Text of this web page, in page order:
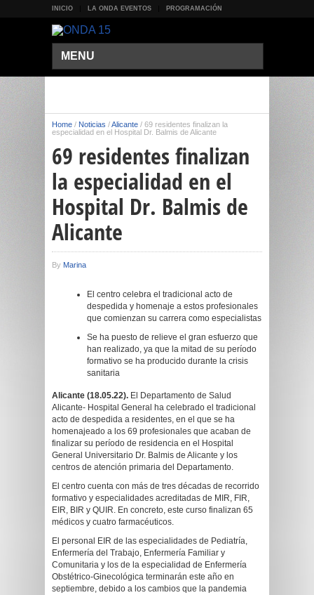
INICIO LA ONDA EVENTOS PROGRAMACIÓN
MENU
Home / Noticias /Alicante / 69 residentes finalizan la
especialidad en el Hospital Dr. Balmis de Alicante
69 residentes finalizan
la especialidad en el
Hospital Dr. Balmis de
Alicante
By Marina
El centro celebra el tradicional acto de
despedida y homenaje a estos profesionales
que comienzan su carrera como especialistas
Se ha puesto de relieve el gran esfuerzo que
han realizado, ya que la mitad de su período
formativo se ha producido durante la crisis
sanitaria
Alicante (18.05.22). El Departamento de Salud
Alicante- Hospital General ha celebrado el tradicional
acto de despedida a residentes, en el que se ha
homenajeado a los 69 profesionales que acaban de
finalizar su período de residencia en el Hospital
General Universitario Dr. Balmis de Alicante y los
centros de atención primaria del Departamento.
El centro cuenta con más de tres décadas de recorrido
formativo y especialidades acreditadas de MIR, FIR,
EIR, BIR y QUIR. En concreto, este curso finalizan 65
médicos y cuatro farmacéuticos.
El personal EIR de las especialidades de Pediatría,
Enfermería del Trabajo, Enfermería Familiar y
Comunitaria y los de la especialidad de Enfermería
Obstétrico-Ginecológica terminarán este año en
septiembre, debido a los cambios que la pandemia